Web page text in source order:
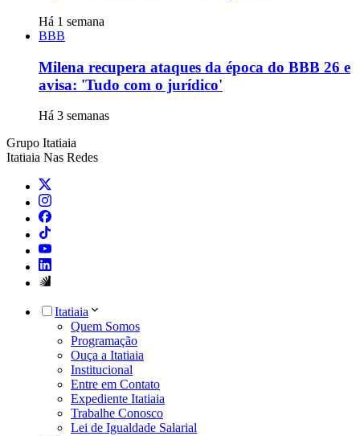
Há 1 semana
BBB
Milena recupera ataques da época do BBB 26 e
avisa: 'Tudo com o jurídico'
Há 3 semanas
Grupo Itatiaia
Itatiaia Nas Redes
Itatiaia
Quem Somos
Programação
Ouça a Itatiaia
Institucional
Entre em Contato
Expediente Itatiaia
Trabalhe Conosco
Lei de Igualdade Salarial